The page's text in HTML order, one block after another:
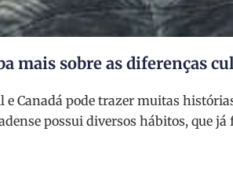
mais sobre as diferenças
Canadá pode trazer muitas
possui diversos hábitos, que